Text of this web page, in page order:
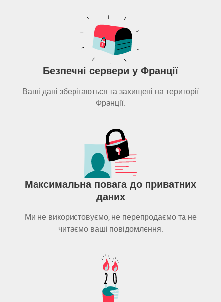
Безпечні сервери у Франції
Ваші дані зберігаються та захищені на території
Франції.
Максимальна повага до приватних
даних
Ми не використовуємо, не перепродаємо та не
читаємо ваші повідомлення.